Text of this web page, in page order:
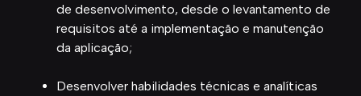
de desenvolvimento, desde o levantamento de
requisitos até a implementação e manutenção
da aplicação;
Desenvolver habilidades técnicas e analíticas